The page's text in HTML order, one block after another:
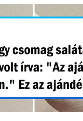
Email